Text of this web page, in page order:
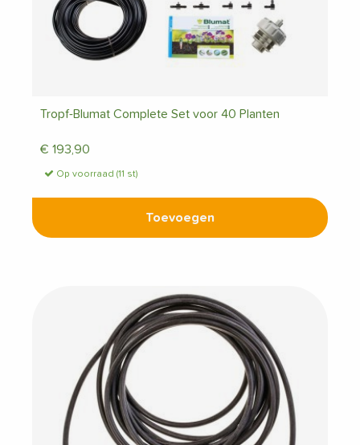
Tropf-Blumat Complete Set voor 40 Planten
€ 193,90
Op voorraad (11 st)
Toevoegen